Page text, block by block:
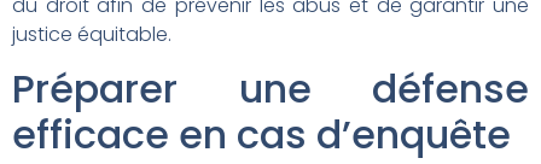
justice équitable.
Préparer une défense
efficace en cas d’enquête